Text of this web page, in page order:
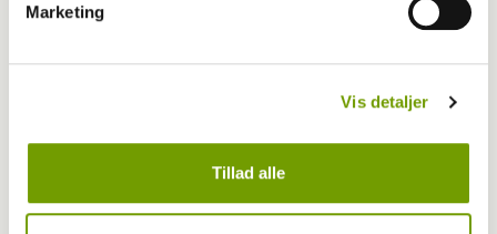
Marketing
Vis detaljer
Tillad alle
Nye instruktører klar til træningspladserne